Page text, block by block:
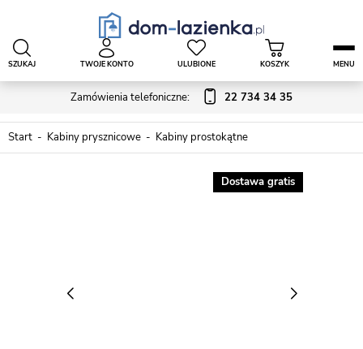
Zamówienia telefoniczne: 22 734 34 35
SZUKAJ TWOJE KONTO ULUBIONE KOSZYK MENU
Start Kabiny prysznicowe Kabiny prostokątne
Dostawa gratis